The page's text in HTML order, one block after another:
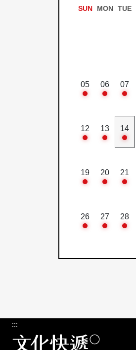
SUN MON TUE
05 06 07
12 13 14
19 20 21
26 27 28
:::